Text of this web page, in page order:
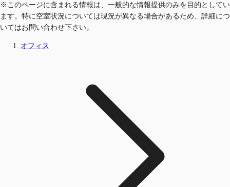
※このページに含まれる情報は、一般的な情報提供のみを目的としてい
ます。特に空室状況については現況が異なる場合があるため、詳細につ
いてはお問い合わせ下さい。
オフィス